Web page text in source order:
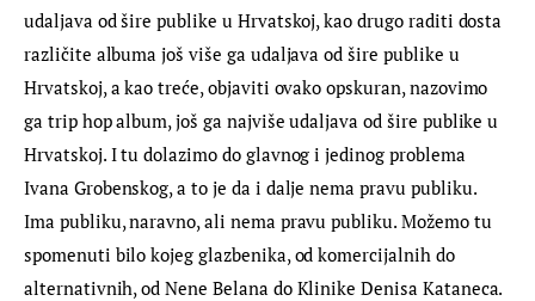
udaljava od šire publike u Hrvatskoj, kao drugo raditi dosta
različite albuma još više ga udaljava od šire publike u
Hrvatskoj, a kao treće, objaviti ovako opskuran, nazovimo
ga trip hop album, još ga najviše udaljava od šire publike u
Hrvatskoj. I tu dolazimo do glavnog i jedinog problema
Ivana Grobenskog, a to je da i dalje nema pravu publiku.
Ima publiku, naravno, ali nema pravu publiku. Možemo tu
spomenuti bilo kojeg glazbenika, od komercijalnih do
alternativnih, od Nene Belana do Klinike Denisa Kataneca.